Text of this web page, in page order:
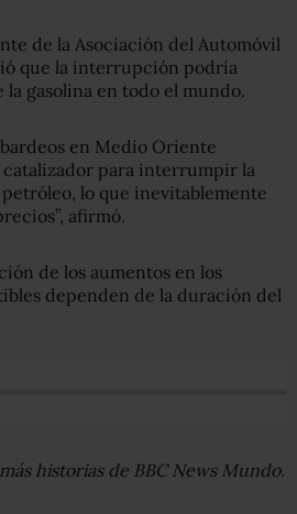
de la Asociación del Automóvil
que la interrupción podría
gasolina en todo el mundo.
en Medio Oriente
para interrumpir la
lo que inevitablemente
afirmó.
de los aumentos en los
dependen de la duración del
historias de BBC News Mundo.